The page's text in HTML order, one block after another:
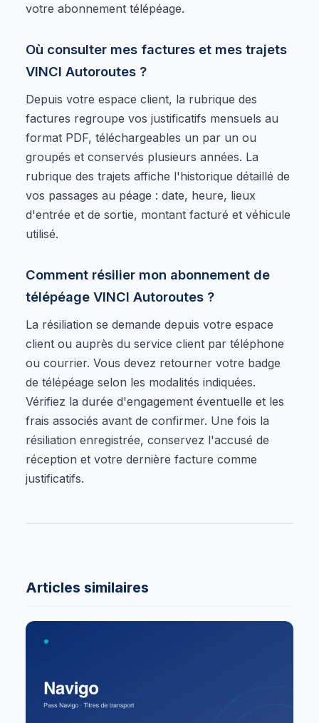
votre abonnement télépéage.
Où consulter mes factures et mes trajets
VINCI Autoroutes ?
Depuis votre espace client, la rubrique des
factures regroupe vos justificatifs mensuels au
format PDF, téléchargeables un par un ou
groupés et conservés plusieurs années. La
rubrique des trajets affiche l'historique détaillé de
vos passages au péage : date, heure, lieux
d'entrée et de sortie, montant facturé et véhicule
utilisé.
Comment résilier mon abonnement de
télépéage VINCI Autoroutes ?
La résiliation se demande depuis votre espace
client ou auprès du service client par téléphone
ou courrier. Vous devez retourner votre badge
de télépéage selon les modalités indiquées.
Vérifiez la durée d'engagement éventuelle et les
frais associés avant de confirmer. Une fois la
résiliation enregistrée, conservez l'accusé de
réception et votre dernière facture comme
justificatifs.
Articles similaires